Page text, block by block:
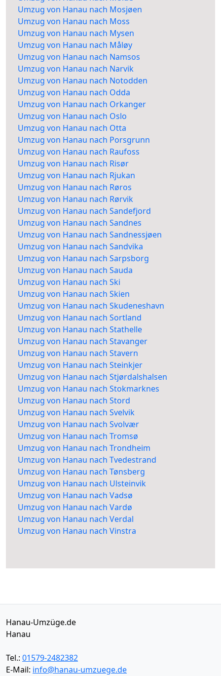
Umzug von Hanau nach Mosjøen
Umzug von Hanau nach Moss
Umzug von Hanau nach Mysen
Umzug von Hanau nach Måløy
Umzug von Hanau nach Namsos
Umzug von Hanau nach Narvik
Umzug von Hanau nach Notodden
Umzug von Hanau nach Odda
Umzug von Hanau nach Orkanger
Umzug von Hanau nach Oslo
Umzug von Hanau nach Otta
Umzug von Hanau nach Porsgrunn
Umzug von Hanau nach Raufoss
Umzug von Hanau nach Risør
Umzug von Hanau nach Rjukan
Umzug von Hanau nach Røros
Umzug von Hanau nach Rørvik
Umzug von Hanau nach Sandefjord
Umzug von Hanau nach Sandnes
Umzug von Hanau nach Sandnessjøen
Umzug von Hanau nach Sandvika
Umzug von Hanau nach Sarpsborg
Umzug von Hanau nach Sauda
Umzug von Hanau nach Ski
Umzug von Hanau nach Skien
Umzug von Hanau nach Skudeneshavn
Umzug von Hanau nach Sortland
Umzug von Hanau nach Stathelle
Umzug von Hanau nach Stavanger
Umzug von Hanau nach Stavern
Umzug von Hanau nach Steinkjer
Umzug von Hanau nach Stjørdalshalsen
Umzug von Hanau nach Stokmarknes
Umzug von Hanau nach Stord
Umzug von Hanau nach Svelvik
Umzug von Hanau nach Svolvær
Umzug von Hanau nach Tromsø
Umzug von Hanau nach Trondheim
Umzug von Hanau nach Tvedestrand
Umzug von Hanau nach Tønsberg
Umzug von Hanau nach Ulsteinvik
Umzug von Hanau nach Vadsø
Umzug von Hanau nach Vardø
Umzug von Hanau nach Verdal
Umzug von Hanau nach Vinstra
Hanau-Umzüge.de
Hanau
Tel.: 01579-2482382
E-Mail: info@hanau-umzuege.de